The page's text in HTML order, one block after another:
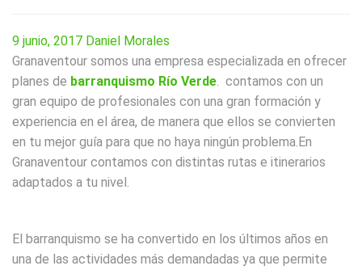
9 junio, 2017 Daniel Morales
Granaventour somos una empresa especializada en ofrecer
planes de barranquismo Río Verde. contamos con un
gran equipo de profesionales con una gran formación y
experiencia en el área, de manera que ellos se convierten
en tu mejor guía para que no haya ningún problema.En
Granaventour contamos con distintas rutas e itinerarios
adaptados a tu nivel.
El barranquismo se ha convertido en los últimos años en
una de las actividades más demandadas ya que permite